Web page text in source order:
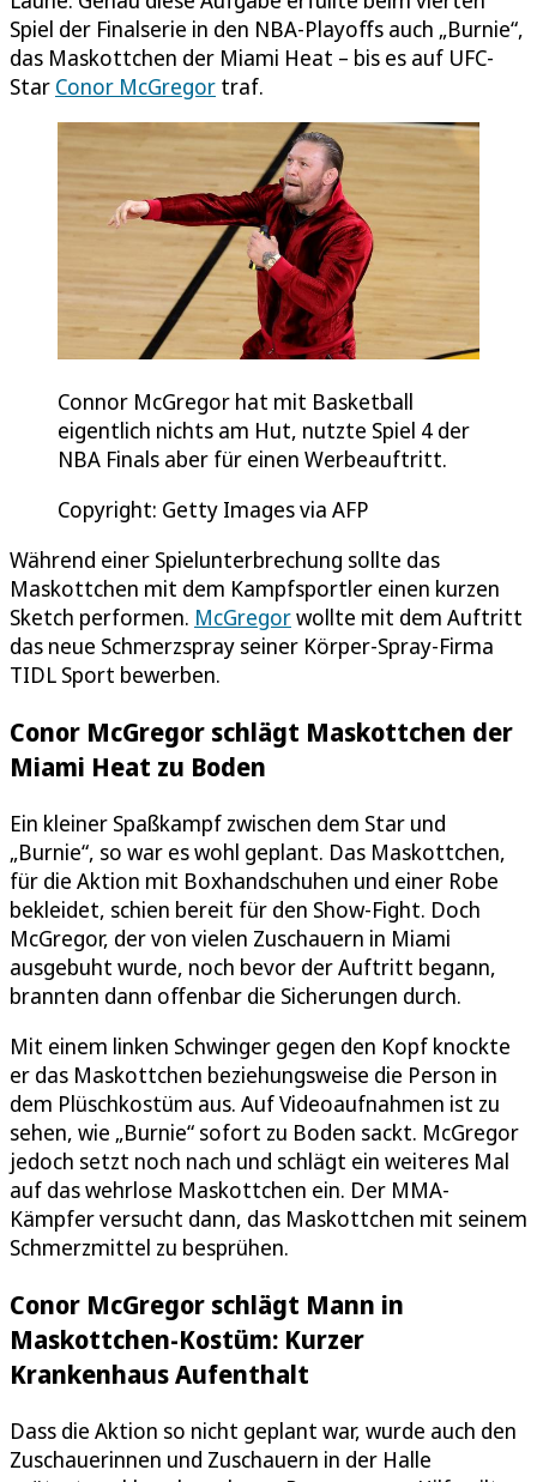
Spiel der Finalserie in den NBA-Playoffs auch „Burnie“,
das Maskottchen der Miami Heat – bis es auf UFC-
Star Conor McGregor traf.
Connor McGregor hat mit Basketball
eigentlich nichts am Hut, nutzte Spiel 4 der
NBA Finals aber für einen Werbeauftritt.
Copyright: Getty Images via AFP
Während einer Spielunterbrechung sollte das
Maskottchen mit dem Kampfsportler einen kurzen
Sketch performen. McGregorwollte mit dem Auftritt
das neue Schmerzspray seiner Körper-Spray-Firma
TIDL Sport bewerben.
Conor McGregor schlägt Maskottchen der
Miami Heat zu Boden
Ein kleiner Spaßkampf zwischen dem Star und
„Burnie“, so war es wohl geplant. Das Maskottchen,
für die Aktion mit Boxhandschuhen und einer Robe
bekleidet, schien bereit für den Show-Fight. Doch
McGregor, der von vielen Zuschauern in Miami
ausgebuht wurde, noch bevor der Auftritt begann,
brannten dann offenbar die Sicherungen durch.
Mit einem linken Schwinger gegen den Kopf knockte
er das Maskottchen beziehungsweise die Person in
dem Plüschkostüm aus. Auf Videoaufnahmen ist zu
sehen, wie „Burnie“ sofort zu Boden sackt. McGregor
jedoch setzt noch nach und schlägt ein weiteres Mal
auf das wehrlose Maskottchen ein. Der MMA-
Kämpfer versucht dann, das Maskottchen mit seinem
Schmerzmittel zu besprühen.
Conor McGregor schlägt Mann in
Maskottchen-Kostüm: Kurzer
Krankenhaus Aufenthalt
Dass die Aktion so nicht geplant war, wurde auch den
Zuschauerinnen und Zuschauern in der Halle